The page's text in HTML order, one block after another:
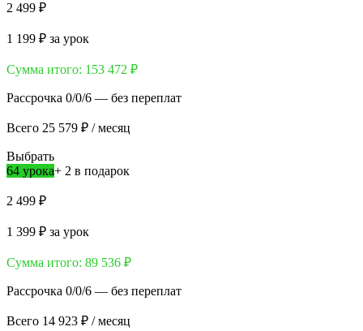
2 499 ₽
1 199 ₽ за урок
Сумма итого: 153 472 ₽
Рассрочка 0/0/6 — без переплат
Всего 25 579 ₽ / месяц
Выбрать
64 урока+ 2 в подарок
2 499 ₽
1 399 ₽ за урок
Сумма итого: 89 536 ₽
Рассрочка 0/0/6 — без переплат
Всего 14 923 ₽ / месяц